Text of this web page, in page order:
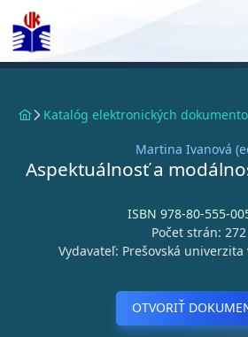
Katalóg elektronických
Martina Ivanová
Aspektuálnosť a
ISBN 978-80-555-
Počet strán: 272
Vydavateľ: Prešovská univerzita
OTVORIŤ